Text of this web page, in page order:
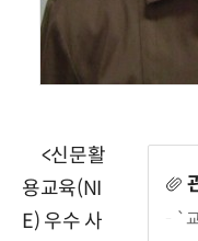
`
<신문활
용교육(NI
E) 우수 사